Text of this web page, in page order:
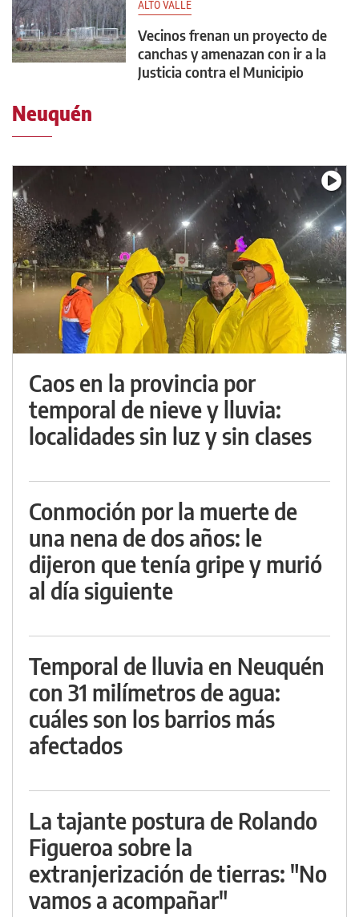
ALTO VALLE
Vecinos frenan un proyecto de
canchas y amenazan con ir a la
Justicia contra el Municipio
Neuquén
Caos en la provincia por
temporal de nieve y lluvia:
localidades sin luz y sin clases
Conmoción por la muerte de
una nena de dos años: le
dijeron que tenía gripe y murió
al día siguiente
Temporal de lluvia en Neuquén
con 31 milímetros de agua:
cuáles son los barrios más
afectados
La tajante postura de Rolando
Figueroa sobre la
extranjerización de tierras: "No
vamos a acompañar"